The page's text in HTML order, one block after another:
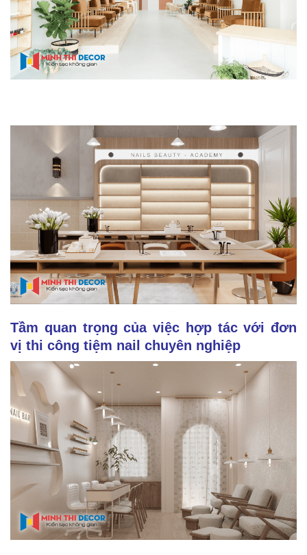
Tầm quan trọng của việc hợp tác với đơn
vị thi công tiệm nail chuyên nghiệp